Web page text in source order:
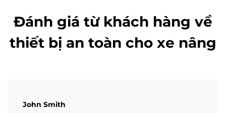
Đánh giá từ khách hàng về
thiết bị an toàn cho xe nâng
John Smith